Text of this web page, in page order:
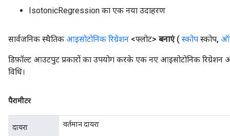
IsotonicRegression का एक नया उदाहरण
सार्वजनिक स्थैतिक आइसोटोनिक रिग्रेशन <फ्लोट> बनाएं ( स्कोप स्कोप,
डिफ़ॉल्ट आउटपुट प्रकारों का उपयोग करके एक नए आइसोटोनिक
विधि।
पैरामीटर
दायरा वर्तमान दायरा